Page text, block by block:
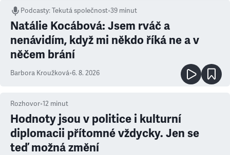
Podcasty:Tekutá společnost•39 minut
Natálie Kocábová: Jsem rváč a
nenávidím, když mi někdo říká ne a v
něčem brání
Barbora Kroužková•6. 8. 2026
Rozhovor•12 minut
Hodnoty jsou v politice i kulturní
diplomacii přítomné vždycky. Jen se
teď možná změní